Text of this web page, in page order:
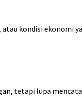
kondisi ekonomi
tetapi lupa